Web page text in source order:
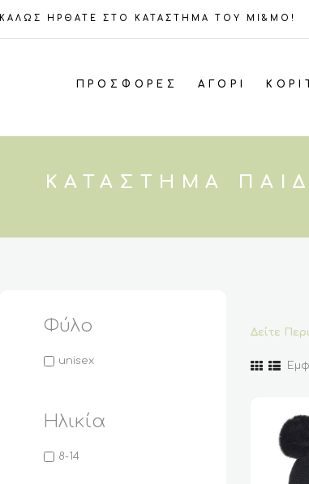
ΚΑΛΩΣ ΗΡΘΑΤΕ ΣΤΟ ΚΑΤΑΣΤΗΜΑ ΤΟΥ MI&MO!
ΠΡΟΣΦΟΡΈΣ ΑΓΌΡΙ
ΚΑΤΆΣΤΗΜΑ
Δείτε
Φύλο
unisex
Ηλικία
8-14